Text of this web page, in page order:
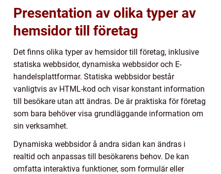
Presentation av olika typer av
hemsidor till företag
Det finns olika typer av hemsidor till företag, inklusive
statiska webbsidor, dynamiska webbsidor och E-
handelsplattformar. Statiska webbsidor består
vanligtvis av HTML-kod och visar konstant information
till besökare utan att ändras. De är praktiska för företag
som bara behöver visa grundläggande information om
sin verksamhet.
Dynamiska webbsidor å andra sidan kan ändras i
realtid och anpassas till besökarens behov. De kan
omfatta interaktiva funktioner, som formulär eller